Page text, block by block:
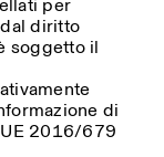
per
diritto
soggetto il
di
2016/679